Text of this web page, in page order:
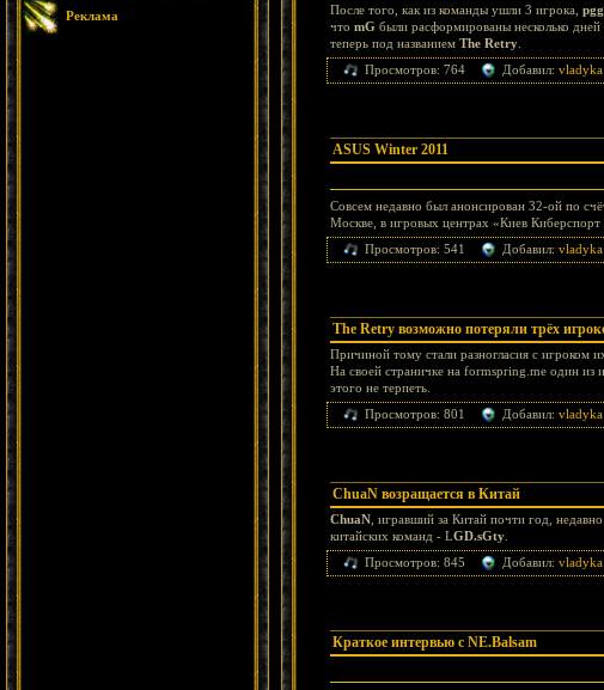
Реклама После того, как из команды ушли 3 игрока, pgg
что mG были расформированы несколько дней
теперь под названием The Retry
Просмотров: 764 Добавил: vladyka
ASUS Winter 2011
Совсем недавно был анонсирован 32-ой по
Москве, в игровых центрах «Киев
Просмотров: 541 Добавил: vladyka
The Retry возможно потеряли трёх
Причиной тому стали разногласия с игроком
На своей страничке на formspring.me один из
этого не терпеть.
Просмотров: 801 Добавил: vladyka
ChuaN возращается в Китай
ChuaN , игравший за Китай почти год,
китайских команд - LGD.sGty
Просмотров: 845 Добавил: vladyka
Краткое интервью с NE.Balsam